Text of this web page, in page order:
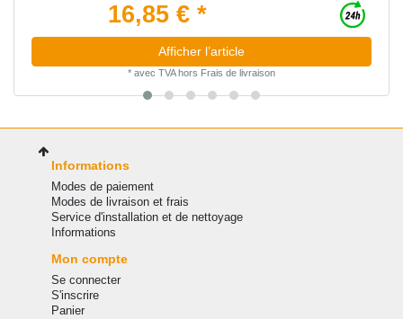
16,85 € *
Afficher l’article
* avec TVAhors Frais de livraison
Informations
Modes de paiement
Modes de livraison et frais
Service d'installation et de nettoyage
Informations
Mon compte
Se connecter
S'inscrire
Panier